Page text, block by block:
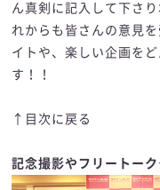
ん真剣に記入して下さ
れからも皆さんの意見
イトや、楽しい企画を
す！！
↑目次に戻る
記念撮影やフリートー